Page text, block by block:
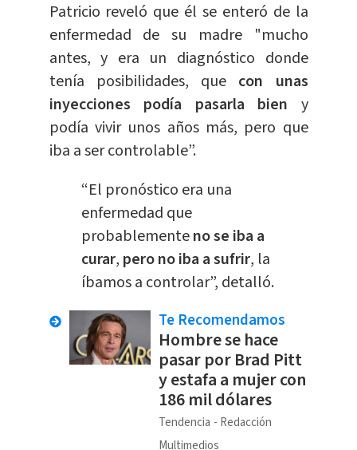
Patricio reveló que él se enteró de la
enfermedad de su madre "mucho
antes, y era un diagnóstico donde
tenía posibilidades, que con unas
inyecciones podía pasarla bien y
podía vivir unos años más, pero que
iba a ser controlable”.
“El pronóstico era una
enfermedad que
probablementeno se iba a
curar, pero no iba a sufrir, la
íbamos a controlar”, detalló.
Te Recomendamos
Hombre se hace
pasar por Brad Pitt
y estafa a mujer con
186 mil dólares
Tendencia
Redacción
Multimedios